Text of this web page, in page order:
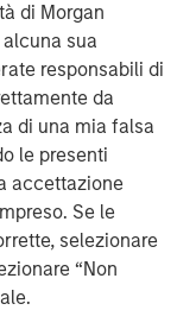
di Morgan
sua
responsabili di
da
di una mia falsa
le presenti
accettazione
Se le
selezionare
“Non
to increase 8%
Outside of
(for
listed as
their existing
Market